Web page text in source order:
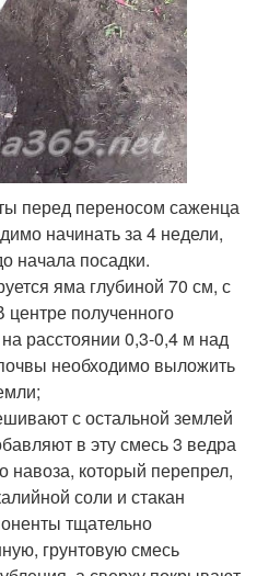
перед переносом саженца
начинать за 4 недели,
начала посадки.
яма глубиной 70 см, с
полученного
расстоянии 0,3-0,4 м над
необходимо выложить
с остальной землей
в эту смесь 3 ведра
навоза, который перепрел,
соли и стакан
тщательно
грунтовую смесь